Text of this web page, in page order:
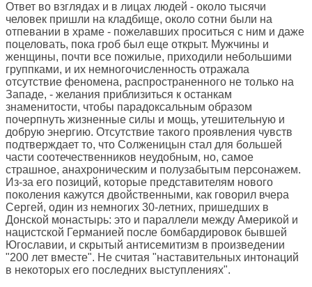
Ответ во взглядах и в лицах людей - около тысячи
человек пришли на кладбище, около сотни были на
отпевании в храме - пожелавших проситься с ним и даже
поцеловать, пока гроб был еще открыт. Мужчины и
женщины, почти все пожилые, приходили небольшими
группками, и их немногочисленность отражала
отсутствие феномена, распространенного не только на
Западе, - желания приблизиться к останкам
знаменитости, чтобы парадоксальным образом
почерпнуть жизненные силы и мощь, утешительную и
добрую энергию. Отсутствие такого проявления чувств
подтверждает то, что Солженицын стал для большей
части соотечественников неудобным, но, самое
страшное, анахроническим и полузабытым персонажем.
Из-за его позиций, которые представителям нового
поколения кажутся двойственными, как говорил вчера
Сергей, один из немногих 30-летних, пришедших в
Донской монастырь: это и параллели между Америкой и
нацистской Германией после бомбардировок бывшей
Югославии, и скрытый антисемитизм в произведении
"200 лет вместе". Не считая "наставительных интонаций
в некоторых его последних выступлениях".